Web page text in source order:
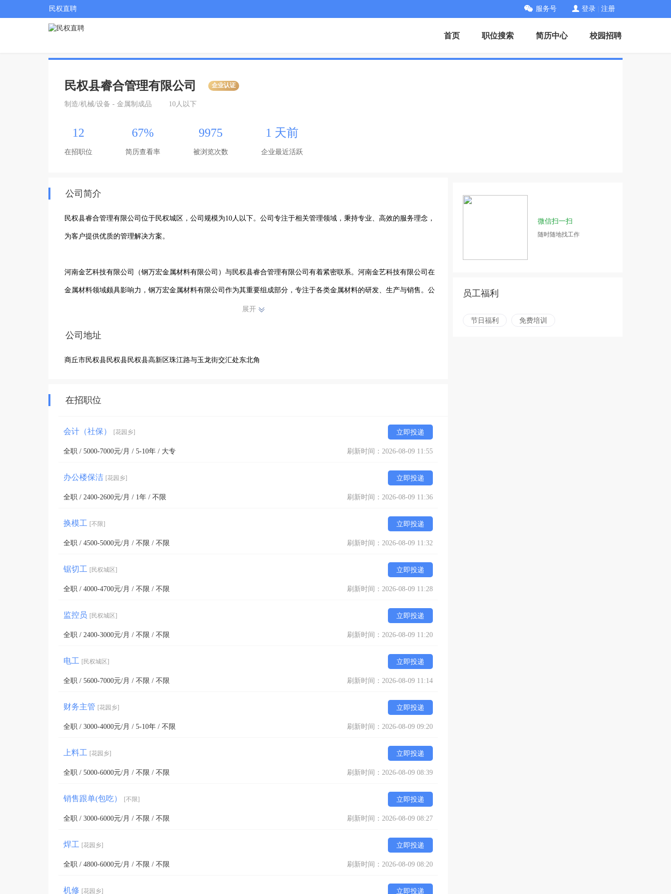
民权直聘 服务号 登录 注册
首页 职位搜索 简历中心 校园招聘
民权县睿合管理有限公司 企业认证
制造/机械/设备 - 金属制成品 10人以下
12
在招职位
67%
简历查看率
9975
被浏览次数
1 天前
企业最近活跃
公司简介
民权县睿合管理有限公司位于民权城区，公司规模为10人以下。公司专注于相关管理领域，秉持专业、高效的服务理念，
为客户提供优质的管理解决方案。
河南金艺科技有限公司（钢万宏金属材料有限公司）与民权县睿合管理有限公司有着紧密联系。河南金艺科技有限公司在
金属材料领域颇具影响力，钢万宏金属材料有限公司作为其重要组成部分，专注于各类金属材料的研发、生产与销售。公
司拥有先进的生产设备和专业的技术团队，能够生产出高品质的金属材料，满足不同客户的需求。产品广泛应用于多个行
在各自的领域发挥着重要作用，推动行业不断向前发展。
展开
公司地址
商丘市民权县民权县民权县高新区珠江路与玉龙街交汇处东北角
在招职位
会计（社保） [花园乡] 立即投递
全职 / 5000-7000元/月 / 5-10年 / 大专 刷新时间：2026-08-09 11:55
办公楼保洁 [花园乡] 立即投递
全职 / 2400-2600元/月 / 1年 / 不限 刷新时间：2026-08-09 11:36
换模工 [不限] 立即投递
全职 / 4500-5000元/月 / 不限 / 不限 刷新时间：2026-08-09 11:32
锯切工 [民权城区] 立即投递
全职 / 4000-4700元/月 / 不限 / 不限 刷新时间：2026-08-09 11:28
监控员 [民权城区] 立即投递
全职 / 2400-3000元/月 / 不限 / 不限 刷新时间：2026-08-09 11:20
电工 [民权城区] 立即投递
全职 / 5600-7000元/月 / 不限 / 不限 刷新时间：2026-08-09 11:14
财务主管 [花园乡] 立即投递
全职 / 3000-4000元/月 / 5-10年 / 不限 刷新时间：2026-08-09 09:20
上料工 [花园乡] 立即投递
全职 / 5000-6000元/月 / 不限 / 不限 刷新时间：2026-08-09 08:39
销售跟单(包吃） [不限] 立即投递
全职 / 3000-6000元/月 / 不限 / 不限 刷新时间：2026-08-09 08:27
焊工 [花园乡] 立即投递
全职 / 4800-6000元/月 / 不限 / 不限 刷新时间：2026-08-09 08:20
机修 [花园乡] 立即投递
微信扫一扫
随时随地找工作
员工福利
节日福利 免费培训